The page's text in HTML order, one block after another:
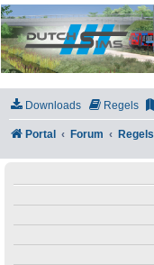
DutchSims
Downloads Regels
Portal Forum Regels